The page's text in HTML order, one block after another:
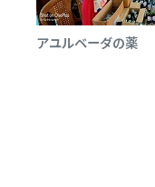
アユルベーダの薬